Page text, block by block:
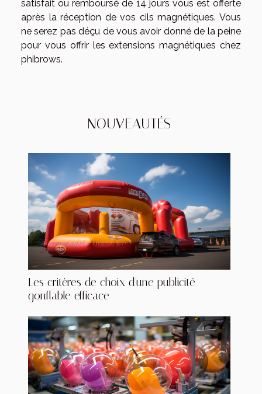
satisfait ou remboursé de 14 jours vous est offerte
après la réception de vos cils magnétiques. Vous
ne serez pas déçu de vous avoir donné de la peine
pour vous offrir les extensions magnétiques chez
phibrows.
NOUVEAUTÉS
Les critères de choix d'une publicité
gonflable efficace